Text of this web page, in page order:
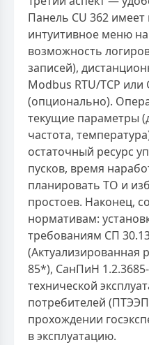
Панель CU 362
интуитивное меню
возможность
записей),
Modbus RTU/TCP или
(опционально).
текущие параметры
частота,
остаточный ресурс
пусков, время
планировать ТО и
простоев. Наконец,
нормативам:
требованиям СП
(Актуализированная
85*), СанПиН
технической
потребителей
прохождении
в эксплуатацию.